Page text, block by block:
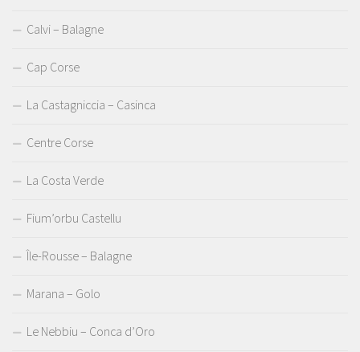
Calvi – Balagne
Cap Corse
La Castagniccia – Casinca
Centre Corse
La Costa Verde
Fium’orbu Castellu
Île-Rousse – Balagne
Marana – Golo
Le Nebbiu – Conca d’Oro